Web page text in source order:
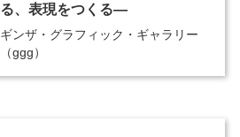
る、表現をつくる―
ギンザ・グラフィック・ギャラリー
（ggg）